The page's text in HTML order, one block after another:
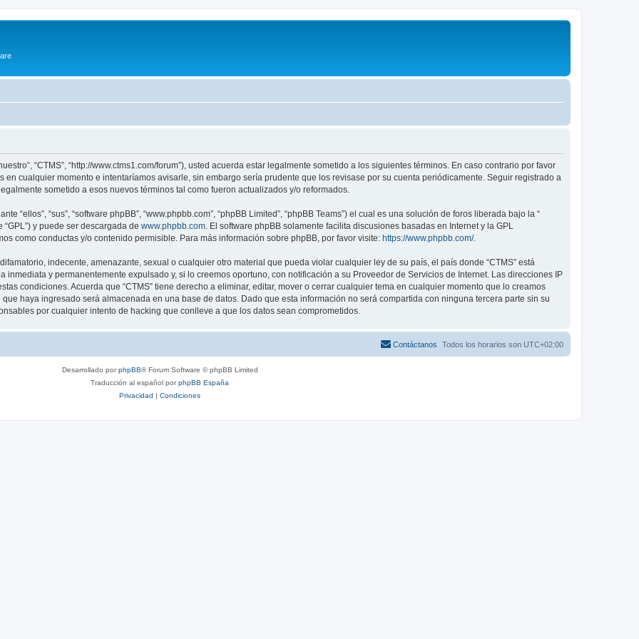
“CTMS”, “http://www.ctms1.com/forum”), usted acuerda estar legalmente sometido a los siguientes términos. En caso contrario por favor
en cualquier momento e intentaríamos avisarle, sin embargo sería prudente que los revisase por su cuenta periódicamente. Seguir registrado a
sometido a esos nuevos términos tal como fueron actualizados y/o reformados.
“ellos”, “sus”, “software phpBB”, “www.phpbb.com”, “phpBB Limited”, “phpBB Teams”) el cual es una solución de foros liberada bajo la “
“GPL”) y puede ser descargada de www.phpbb.com . El software phpBB solamente facilita discusiones basadas en Internet y la GPL
como conductas y/o contenido permisible. Para más información sobre phpBB, por favor visite: https://www.phpbb.com/.
indecente, amenazante, sexual o cualquier otro material que pueda violar cualquier ley de su país, el país donde “CTMS” está
y permanentemente expulsado y, si lo creemos oportuno, con notificación a su Proveedor de Servicios de Internet. Las direcciones IP
condiciones. Acuerda que “CTMS” tiene derecho a eliminar, editar, mover o cerrar cualquier tema en cualquier momento que lo creamos
haya ingresado será almacenada en una base de datos. Dado que esta información no será compartida con ninguna tercera parte sin su
por cualquier intento de hacking que conlleve a que los datos sean comprometidos.
Todos los horarios son UTC+02:00
Contáctanos
Desarrollado porphpBB® Forum Software © phpBB Limited
Traducción al español porphpBB España
Privacidad | Condiciones